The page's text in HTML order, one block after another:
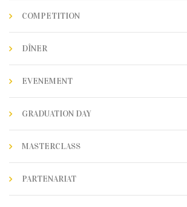
COMPETITION
DÎNER
EVENEMENT
GRADUATION DAY
MASTERCLASS
PARTENARIAT